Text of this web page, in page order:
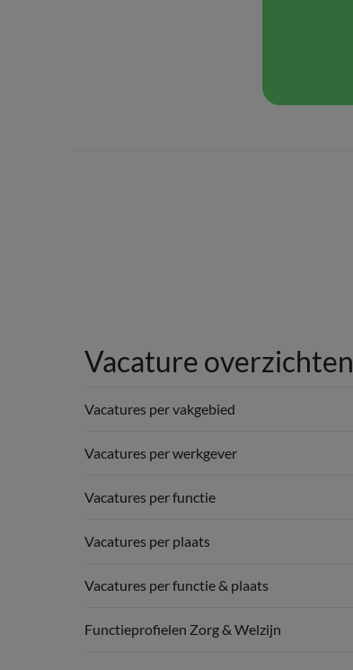
Vacature overzichten
Vacatures per vakgebied
Vacatures per werkgever
Vacatures per functie
Vacatures per plaats
Vacatures per functie & plaats
Functieprofielen Zorg & Welzijn